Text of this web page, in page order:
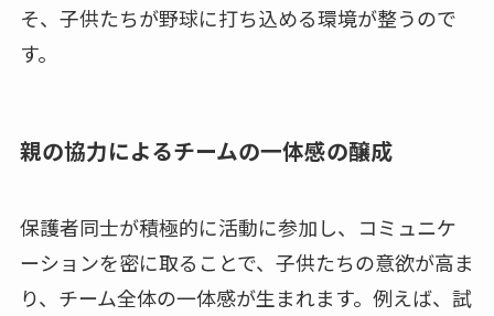
そ、子供たちが野球に打ち込める環境が整うので
す。
親の協力によるチームの一体感の醸成
保護者同士が積極的に活動に参加し、コミュニケ
ーションを密に取ることで、子供たちの意欲が高ま
り、チーム全体の一体感が生まれます。例えば、試